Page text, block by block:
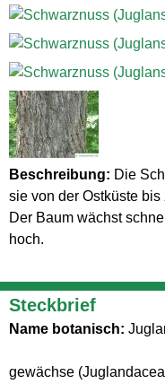
Beschreibung: Die
sie von der Ostküste
Der Baum wächst
hoch.
Steckbrief
Name botanisch:
gewächse